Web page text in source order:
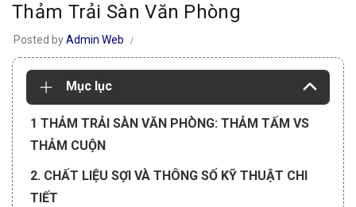
Thảm Trải Sàn Văn Phòng
Posted byAdmin Web
Mục lục
1 THẢM TRẢI SÀN VĂN PHÒNG: THẢM TẤM VS
THẢM CUỘN
2. CHẤT LIỆU SỢI VÀ THÔNG SỐ KỸ THUẬT CHI
TIẾT